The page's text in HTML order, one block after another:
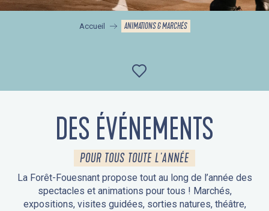
Accueil ANIMATIONS & MARCHÉS
Ajouter aux
DES ÉVÉNEMENTS
POUR TOUS TOUTE L'ANNÉE
La Forêt-Fouesnant propose tout au long de l’année des
spectacles et animations pour tous ! Marchés,
expositions, visites guidées, sorties natures, théâtre,